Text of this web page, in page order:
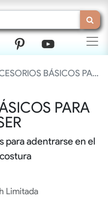
BÁSICOS PARA EMPEZAR A COSER
PARA
para adentrarse en el
Limitada